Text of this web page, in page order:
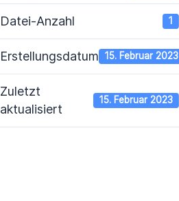
Datei-Anzahl 1
Erstellungsdatum 15. Februar 2023
Zuletzt
aktualisiert
15. Februar 2023